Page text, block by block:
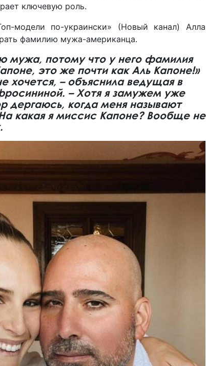
ключевую роль.
модели по-украински» (Новый канал) Алла
фамилию мужа-американца.
мужа, потому что у него фамилия
это же почти как Аль Капоне!»
хочется, – объяснила ведущая в
– Хотя я замужем уже
дергаюсь, когда меня называют
какая я миссис Капоне? Вообще не